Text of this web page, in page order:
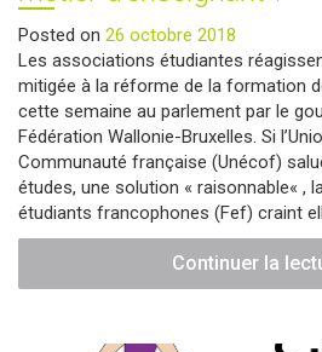
Posted on 26 octobre 2018
Les associations étudiantes
mitigée à la réforme de la formation
cette semaine au parlement par le
Fédération Wallonie-Bruxelles. Si
Communauté française (Unécof)
études, une solution « raisonnable« ,
étudiants francophones (Fef) craint
Continuer la